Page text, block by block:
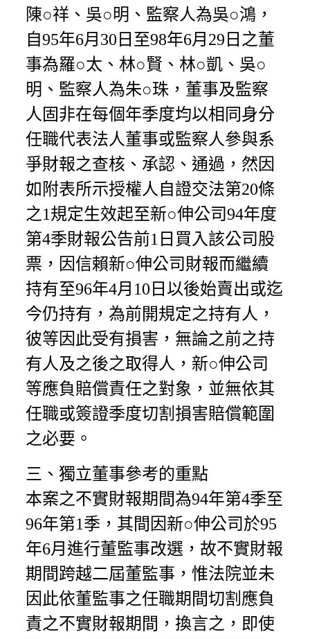
陳○祥、吳○明、監察人為吳○鴻，
自95年6月30日至98年6月29日之董
事為羅○太、林○賢、林○凱、吳○
明、監察人為朱○珠，董事及監察
人固非在每個年季度均以相同身分
任職代表法人董事或監察人參與系
爭財報之查核、承認、通過，然因
如附表所示授權人自證交法第20條
之1規定生效起至新○伸公司94年度
第4季財報公告前1日買入該公司股
票，因信賴新○伸公司財報而繼續
持有至96年4月10日以後始賣出或迄
今仍持有，為前開規定之持有人，
彼等因此受有損害，無論之前之持
有人及之後之取得人，新○伸公司
等應負賠償責任之對象，並無依其
任職或簽證季度切割損害賠償範圍
之必要。
三、獨立董事參考的重點
本案之不實財報期間為94年第4季至
96年第1季，其間因新○伸公司於95
年6月進行董監事改選，故不實財報
期間跨越二屆董監事，惟法院並未
因此依董監事之任職期間切割應負
責之不實財報期間，換言之，即使